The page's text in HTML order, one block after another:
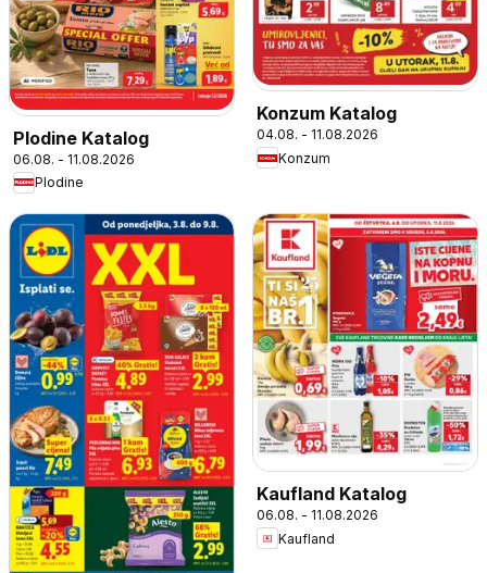
Plodine Katalog
06.08. - 11.08.2026
Plodine
Konzum Katalog
04.08. - 11.08.2026
Konzum
Kaufland Katalog
06.08. - 11.08.2026
Kaufland